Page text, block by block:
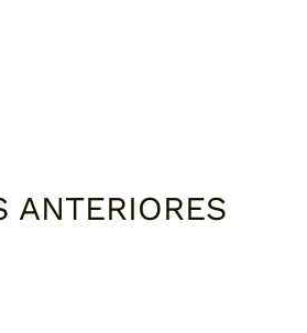
ANTERIORES